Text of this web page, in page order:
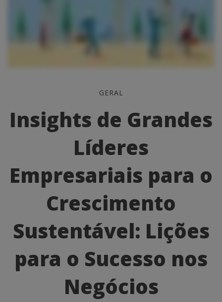
de
Grandes
Empresariais
para
Crescimento
Sustentável:
Lições
GERAL
Insights de Grandes
Líderes
Empresariais para o
Crescimento
Sustentável: Lições
para o Sucesso nos
Negócios